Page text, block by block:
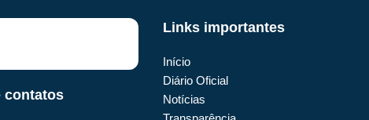
contatos
Links importantes
Início
Diário Oficial
Notícias